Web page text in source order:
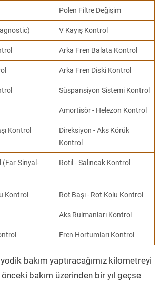
Polen Filtre Değişim
V Kayış Kontrol
Arka Fren Balata Kontrol
Arka Fren Diski Kontrol
Süspansiyon Sistemi Kontrol
Amortisör - Helezon Kontrol
Kontrol
Direksiyon - Aks Körük
Kontrol
(Far-Sinyal-
Rotil - Salıncak Kontrol
Kontrol Rot Başı - Rot Kolu Kontrol
Aks Rulmanları Kontrol
Fren Hortumları Kontrol
bakım yaptıracağımız kilometreyi
bakım üzerinden bir yıl geçse